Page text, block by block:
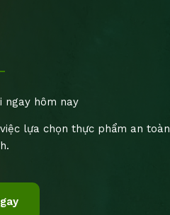
ngay hôm nay
lựa chọn thực phẩm an toàn